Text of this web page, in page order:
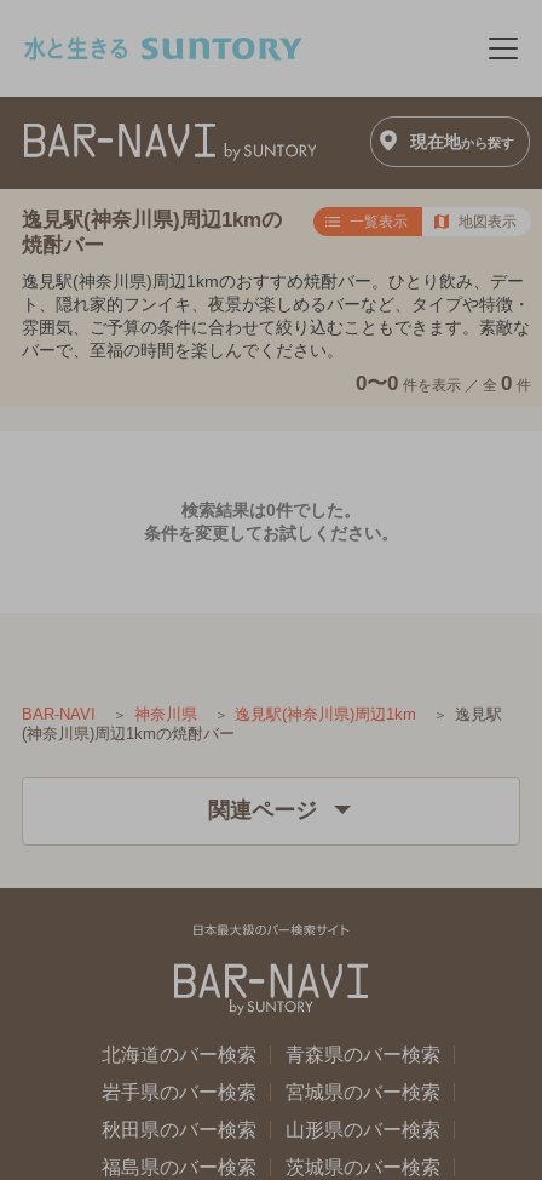
メ
現在地から探す
逸見駅(神奈川県)周辺1kmの
焼酎バー
一覧表示 地図表示
逸見駅(神奈川県)周辺1kmのおすすめ焼酎バー。ひとり飲み、デー
ト、隠れ家的フンイキ、夜景が楽しめるバーなど、タイプや特徴・
雰囲気、ご予算の条件に合わせて絞り込むこともできます。素敵な
バーで、至福の時間を楽しんでください。
0〜0 件を表示 ／ 全 0 件
検索結果は0件でした。
条件を変更してお試しください。
BAR-NAVI 神奈川県 逸見駅(神奈川県)周辺1km
逸見駅
(神奈川県)周辺1kmの焼酎バー
関連ページ
北海道のバー検索
青森県のバー検索
岩手県のバー検索
宮城県のバー検索
秋田県のバー検索
山形県のバー検索
福島県のバー検索
茨城県のバー検索